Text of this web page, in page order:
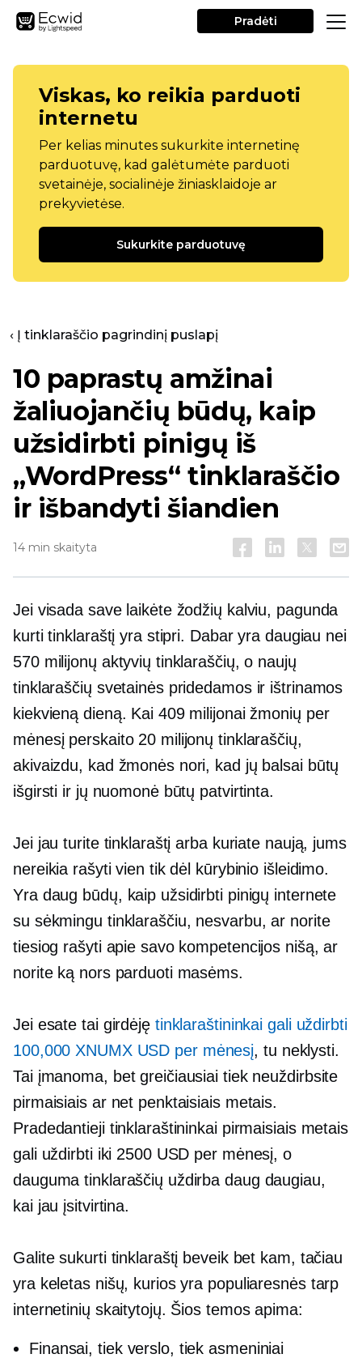
Pradėti
Viskas, ko reikia parduoti
internetu
Per kelias minutes sukurkite internetinę
parduotuvę, kad galėtumėte parduoti
svetainėje, socialinėje žiniasklaidoje ar
prekyvietėse.
Sukurkite parduotuvę
‹ Į tinklaraščio pagrindinį puslapį
10 paprastų amžinai
žaliuojančių būdų, kaip
užsidirbti pinigų iš
„WordPress“ tinklaraščio
ir išbandyti šiandien
14 min skaityta
Jei visada save laikėte žodžių kalviu, pagunda
kurti tinklaraštį yra stipri. Dabar yra daugiau nei
570 milijonų aktyvių tinklaraščių, o naujų
tinklaraščių svetainės pridedamos ir ištrinamos
kiekvieną dieną. Kai 409 milijonai žmonių per
mėnesį perskaito 20 milijonų tinklaraščių,
akivaizdu, kad žmonės nori, kad jų balsai būtų
išgirsti ir jų nuomonė būtų patvirtinta.
Jei jau turite tinklaraštį arba kuriate naują, jums
nereikia rašyti vien tik dėl kūrybinio išleidimo.
Yra daug būdų, kaip užsidirbti pinigų internete
su sėkmingu tinklaraščiu, nesvarbu, ar norite
tiesiog rašyti apie savo kompetencijos nišą, ar
norite ką nors parduoti masėms.
Jei esate tai girdėję tinklaraštininkai gali uždirbti
100,000 XNUMX USD per mėnesį, tu neklysti.
Tai įmanoma, bet greičiausiai tiek neuždirbsite
pirmaisiais ar net penktaisiais metais.
Pradedantieji tinklaraštininkai pirmaisiais metais
gali uždirbti iki 2500 USD per mėnesį, o
dauguma tinklaraščių uždirba daug daugiau,
kai jau įsitvirtina.
Galite sukurti tinklaraštį beveik bet kam, tačiau
yra keletas nišų, kurios yra populiaresnės tarp
internetinių skaitytojų. Šios temos apima:
Finansai, tiek verslo, tiek asmeniniai